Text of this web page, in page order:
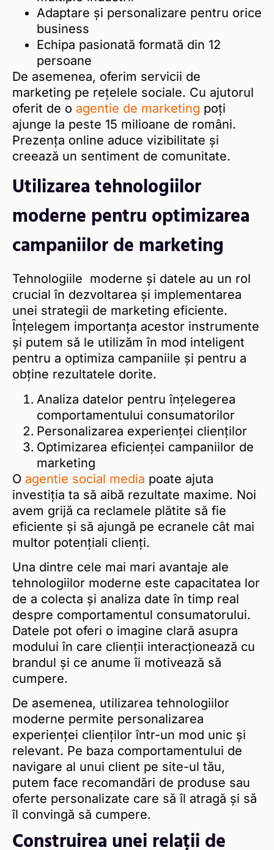
Adaptare și personalizare pentru orice
business
Echipa pasionată formată din 12
persoane
De asemenea, oferim servicii de
marketing pe rețelele sociale. Cu ajutorul
oferit de o agentie de marketing poți
ajunge la peste 15 milioane de români.
Prezența online aduce vizibilitate și
creează un sentiment de comunitate.
Utilizarea tehnologiilor
moderne pentru optimizarea
campaniilor de marketing
Tehnologiile moderne și datele au un rol
crucial în dezvoltarea și implementarea
unei strategii de marketing eficiente.
Înțelegem importanța acestor instrumente
și putem să le utilizăm în mod inteligent
pentru a optimiza campaniile și pentru a
obține rezultatele dorite.
Analiza datelor pentru înțelegerea
comportamentului consumatorilor
Personalizarea experienței clienților
Optimizarea eficienței campaniilor de
marketing
O agentie social media poate ajuta
investiția ta să aibă rezultate maxime. Noi
avem grijă ca reclamele plătite să fie
eficiente și să ajungă pe ecranele cât mai
multor potențiali clienți.
Una dintre cele mai mari avantaje ale
tehnologiilor moderne este capacitatea lor
de a colecta și analiza date în timp real
despre comportamentul consumatorului.
Datele pot oferi o imagine clară asupra
modului în care clienții interacționează cu
brandul și ce anume îi motivează să
cumpere.
De asemenea, utilizarea tehnologiilor
moderne permite personalizarea
experienței clienților într-un mod unic și
relevant. Pe baza comportamentului de
navigare al unui client pe site-ul tău,
putem face recomandări de produse sau
oferte personalizate care să îl atragă și să
îl convingă să cumpere.
Construirea unei relații de